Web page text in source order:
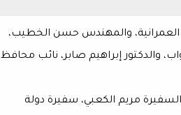
والمهندس حسن الخطيب،
والدكتور إبراهيم صابر، نائب محافظ
مريم الكعبي، سفيرة دولة